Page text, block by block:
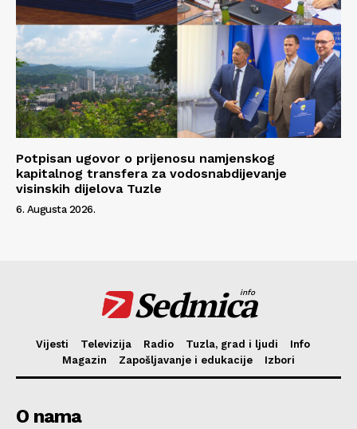
Potpisan ugovor o prijenosu namjenskog
kapitalnog transfera za vodosnabdijevanje
visinskih dijelova Tuzle
6. Augusta 2026.
Sedmica
info
Vijesti Televizija Radio Tuzla, grad i ljudi
Info
Magazin
Zapošljavanje i edukacije Izbori
O nama